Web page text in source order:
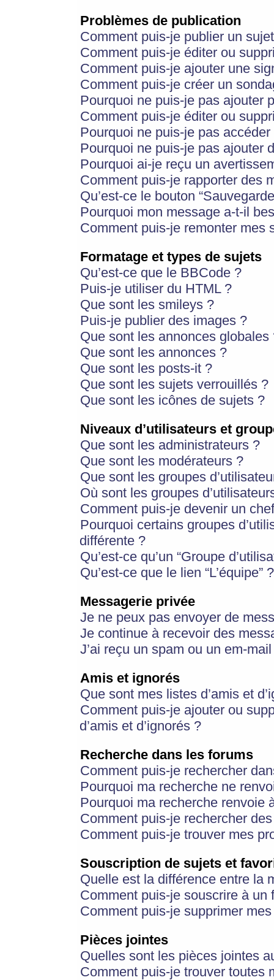
Problèmes de publication
Comment puis-je publier un
Comment puis-je éditer ou
Comment puis-je ajouter une
Comment puis-je créer un
Pourquoi ne puis-je pas ajouter
Comment puis-je éditer ou
Pourquoi ne puis-je pas
Pourquoi ne puis-je pas ajouter
Pourquoi ai-je reçu un
Comment puis-je rapporter des
Qu’est-ce le bouton
Pourquoi mon message a-t-il
Comment puis-je remonter mes
Formatage et types de sujets
Qu’est-ce que le BBCode ?
Puis-je utiliser du HTML ?
Que sont les smileys ?
Puis-je publier des images ?
Que sont les annonces globales
Que sont les annonces ?
Que sont les posts-it ?
Que sont les sujets verrouillés ?
Que sont les icônes de sujets ?
Niveaux d’utilisateurs et
Que sont les administrateurs ?
Que sont les modérateurs ?
Que sont les groupes
Où sont les groupes
Comment puis-je devenir un
Pourquoi certains groupes
différente ?
Qu’est-ce qu’un “Groupe
Qu’est-ce que le lien “L’équipe” ?
Messagerie privée
Je ne peux pas envoyer de
Je continue à recevoir des
J’ai reçu un spam ou un em-
Amis et ignorés
Que sont mes listes d’amis et
Comment puis-je ajouter ou
d’amis et d’ignorés ?
Recherche dans les forums
Comment puis-je rechercher
Pourquoi ma recherche ne
Pourquoi ma recherche renvoie
Comment puis-je rechercher
Comment puis-je trouver mes
Souscription de sujets et
Quelle est la différence entre la
Comment puis-je souscrire à
Comment puis-je supprimer
Pièces jointes
Quelles sont les pièces jointes
Comment puis-je trouver toutes